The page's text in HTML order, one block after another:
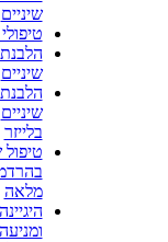
שיניים
הלבנת
שיניים
הלבנת
שיניים
בלייזר
טיפול
מלאה
היגיינה
ומניעה